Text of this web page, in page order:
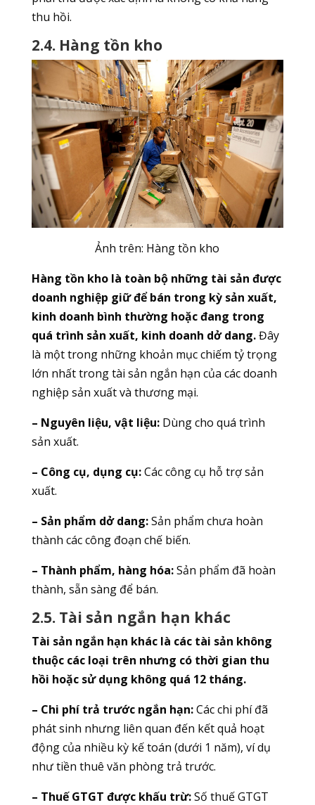
thu hồi.
2.4. Hàng tồn kho
Ảnh trên: Hàng tồn kho
Hàng tồn kho là toàn bộ những tài sản được
doanh nghiệp giữ để bán trong kỳ sản xuất,
kinh doanh bình thường hoặc đang trong
quá trình sản xuất, kinh doanh dở dang.Đây
là một trong những khoản mục chiếm tỷ trọng
lớn nhất trong tài sản ngắn hạn của các doanh
nghiệp sản xuất và thương mại.
– Nguyên liệu, vật liệu:Dùng cho quá trình
sản xuất.
– Công cụ, dụng cụ:Các công cụ hỗ trợ sản
xuất.
– Sản phẩm dở dang:Sản phẩm chưa hoàn
thành các công đoạn chế biến.
– Thành phẩm, hàng hóa:Sản phẩm đã hoàn
thành, sẵn sàng để bán.
2.5. Tài sản ngắn hạn khác
Tài sản ngắn hạn khác là các tài sản không
thuộc các loại trên nhưng có thời gian thu
hồi hoặc sử dụng không quá 12 tháng.
– Chi phí trả trước ngắn hạn:Các chi phí đã
phát sinh nhưng liên quan đến kết quả hoạt
động của nhiều kỳ kế toán (dưới 1 năm), ví dụ
như tiền thuê văn phòng trả trước.
– Thuế GTGT được khấu trừ:Số thuế GTGT